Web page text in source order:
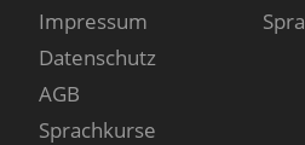
Impressum
Datenschutz
AGB
Sprachkurse